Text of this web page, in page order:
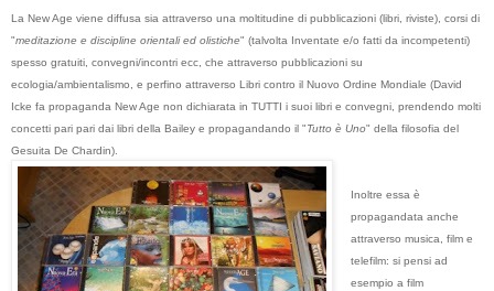
La New Age viene diffusa sia attraverso una moltitudine di pubblicazioni (libri, riviste), corsi di
"meditazione e discipline orientali ed olistiche" (talvolta Inventate e/o fatti da incompetenti)
spesso gratuiti, convegni/incontri ecc, che attraverso pubblicazioni su
ecologia/ambientalismo, e perfino attraverso Libri contro il Nuovo Ordine Mondiale (David
Icke fa propaganda New Age non dichiarata in TUTTI i suoi libri e convegni, prendendo molti
concetti pari pari dai libri della Bailey e propagandando il "Tutto è Uno" della filosofia del
Gesuita De Chardin).
Inoltre essa è
propagandata anche
attraverso musica, film e
telefilm: si pensi ad
esempio a film